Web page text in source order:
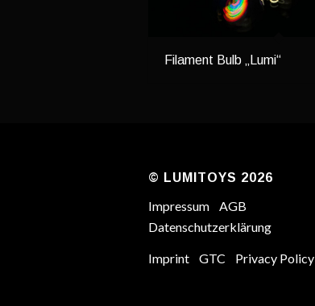
Filament Bulb „Lumi“
© LUMITOYS 2026
Impressum
AGB
Datenschutzerklärung
Imprint GTC Privacy Policy